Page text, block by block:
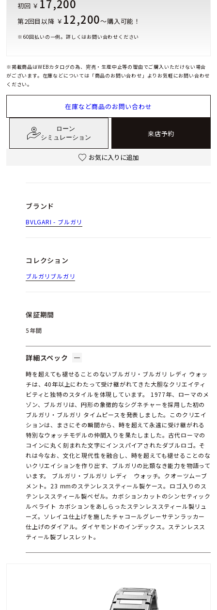
初回 ￥ 17,200
第2回目以降 ￥ 12,200～購入可能！
※ 60回払いの一例。詳しくはお問い合わせください
※掲載商品はWEBカタログの為、完売・生産中止等の理由でご購入いただけない場合
がございます。在庫などについては「商品のお問い合わせ」よりお気軽にお問い合わせ
ください。
在庫など商品のお問い合わせ
ローン
シミュレーション
来店予約
お気に入りに追加
ブランド
BVLGARI - ブルガリ
コレクション
ブルガリブルガリ
保証期間
5年間
詳細スペック
時を超えても褪せることのないブルガリ・ブルガリ レディ ウォッ
チは、40年以上にわたって受け継がれてきた大胆なクリエイティ
ビティと独特のスタイルを体現しています。 1977年、ローマのメ
ゾン、ブルガリは、円形の象徴的なシグネチャーを採用した初の
ブルガリ・ブルガリ タイムピースを発表しました。このクリエイ
ションは、まさにその瞬間から、時を超えて永遠に受け継がれる
特別なウォッチモデルの仲間入りを果たしました。古代ローマの
コインに丸く刻まれた文字にインスパイアされたダブルロゴ。そ
れは今なお、文化と現代性を融合し、時を超えても褪せることのな
いクリエイションを作り出す、ブルガリの比類なき能力を物語って
います。 ブルガリ・ブルガリ レディ ウォッチ。クオーツムーブ
メント。23 mmのステンレススティール製ケース。ロゴ入りのス
テンレススティール製ベゼル。カボションカットのシンセティック
ルベライト カボションをあしらったステンレススティール製リュ
ーズ。ソレイユ仕上げを施したチャコールグレーサテンラッカー
仕上げのダイアル。ダイヤモンドのインデックス。ステンレスス
ティール製ブレスレット。